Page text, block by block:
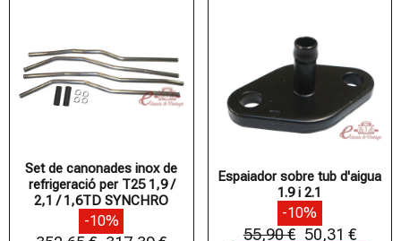
Set de canonades inox de
refrigeració per T25 1,9 /
2,1 / 1,6TD SYNCHRO
-10%
Espaiador sobre tub d'aigua
1.9 i 2.1
-10%
55,90 € 50,31 €